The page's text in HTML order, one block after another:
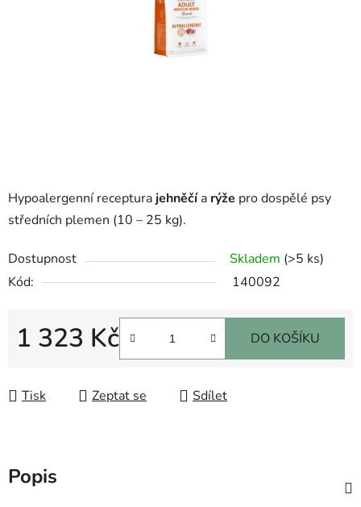
Hypoalergenní receptura jehněčía rýže pro dospělé psy
středních plemen (10 – 25 kg).
Dostupnost Skladem (>5 ks)
Kód:
140092
1 323 Kč DO KOŠÍKU
Tisk Zeptat se Sdílet
Popis